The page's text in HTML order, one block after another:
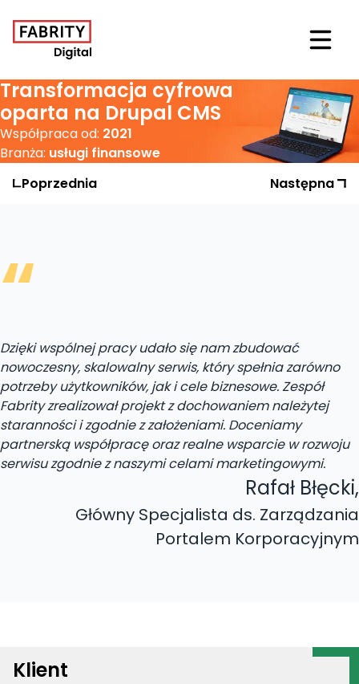
Transformacja cyfrowa
oparta na Drupal CMS
Współpraca od: 2021
Branża: usługi finansowe
Poprzednia
Realizacja Następna
“
Dzięki wspólnej pracy udało się nam zbudować
nowoczesny, skalowalny serwis, który spełnia zarówno
potrzeby użytkowników, jak i cele biznesowe. Zespół
Fabrity zrealizował projekt z dochowaniem należytej
staranności i zgodnie z założeniami. Doceniamy
partnerską współpracę oraz realne wsparcie w rozwoju
serwisu zgodnie z naszymi celami marketingowymi.
Rafał Błęcki,
Główny Specjalista ds. Zarządzania
Portalem Korporacyjnym
Klient